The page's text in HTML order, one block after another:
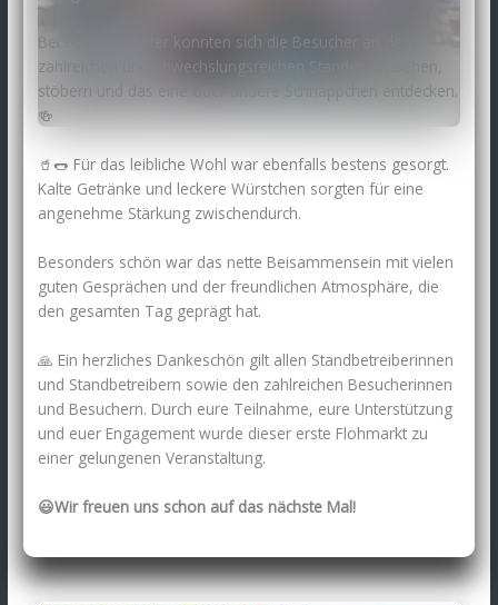
Bei bestem Wetter konnten sich die Besucher an den
zahlreichen und abwechslungsreichen Ständen umsehen,
stöbern und das eine oder andere Schnäppchen entdecken.
🍻
🥤🌭 Für das leibliche Wohl war ebenfalls bestens gesorgt.
Kalte Getränke und leckere Würstchen sorgten für eine
angenehme Stärkung zwischendurch.
Besonders schön war das nette Beisammensein mit vielen
guten Gesprächen und der freundlichen Atmosphäre, die
den gesamten Tag geprägt hat.
🙏 Ein herzliches Dankeschön gilt allen Standbetreiberinnen
und Standbetreibern sowie den zahlreichen Besucherinnen
und Besuchern. Durch eure Teilnahme, eure Unterstützung
und euer Engagement wurde dieser erste Flohmarkt zu
einer gelungenen Veranstaltung.
😃Wir freuen uns schon auf das nächste Mal!